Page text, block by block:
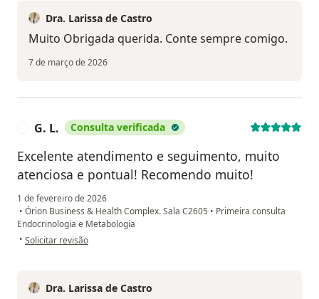
Dra. Larissa de Castro
Muito Obrigada querida. Conte sempre comigo.
7 de março de 2026
G. L. Consulta verificada
Excelente atendimento e seguimento, muito
atenciosa e pontual! Recomendo muito!
1 de fevereiro de 2026
• Órion Business & Health Complex. Sala C2605 • Primeira consulta
Endocrinologia e Metabologia
• na opinião do utilizador G. L.
Solicitar revisão
Dra. Larissa de Castro